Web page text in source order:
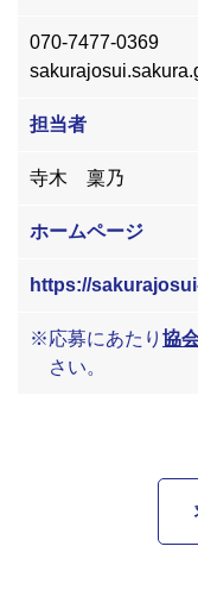
070-7477-0369
担当者
寺木 稟乃
ホームページ
https://
※応募にあたり 協
さい。